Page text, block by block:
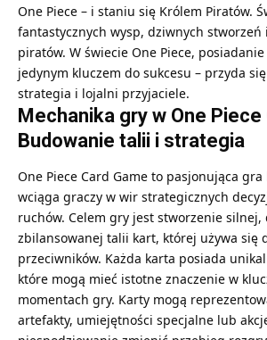
One Piece – i staniu się Królem Piratów.
fantastycznych wysp, dziwnych stworzeń
piratów. W świecie One Piece, posiadanie
jedynym kluczem do sukcesu – przyda
strategia i lojalni przyjaciele.
Mechanika gry w One Piece
Budowanie talii i strategia
One Piece Card Game to pasjonująca gra
wciąga graczy w wir strategicznych
ruchów. Celem gry jest stworzenie silnej,
zbilansowanej talii kart, której używa się
przeciwników. Każda karta posiada
które mogą mieć istotne znaczenie w
momentach gry. Karty mogą
artefakty, umiejętności specjalne lub